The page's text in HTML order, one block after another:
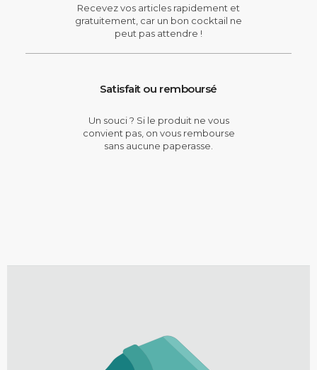
Recevez vos articles rapidement et
gratuitement, car un bon cocktail ne
peut pas attendre !
Satisfait ou remboursé
Un souci ? Si le produit ne vous
convient pas, on vous rembourse
sans aucune paperasse.